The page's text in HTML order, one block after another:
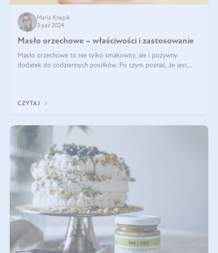
Maria Knapik
3 paź 2024
Masło orzechowe – właściwości i zastosowanie
Masło orzechowe to nie tylko smakowity, ale i pożywny
dodatek do codziennych posiłków. Po czym poznać, że jest
CZYTAJ